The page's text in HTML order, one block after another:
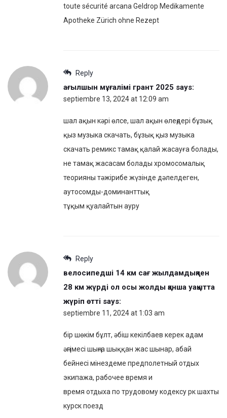
toute sécurité arcana Geldrop Medikamente
Apotheke Zürich ohne Rezept
Reply
ағылшын мұғалімі грант 2025 says:
septiembre 13, 2024 at 12:09 am
шал ақын кәрі өлсе, шал ақын өлеңдері бұзық
қыз музыка скачать, бұзық қыз музыка
скачать ремикс тамақ қалай жасауға болады,
не тамақ жасасам болады хромосомалық
теорияны тәжірибе жүзінде дәлелдеген,
аутосомды-доминанттық
тұқым қуалайтын ауру
Reply
велосипедші 14 км сағ жылдамдықпен
28 км жүрді ол осы жолды қанша уақытта
жүріп өтті says:
septiembre 11, 2024 at 1:03 am
бір шөкім бұлт, әбіш кекілбаев керек адам
әңгімесі шыңға шыққан жас шынар, абай
бейнесі мінездеме предполетный отдых
экипажа, рабочее время и
время отдыха по трудовому кодексу рк шахты
курск поезд